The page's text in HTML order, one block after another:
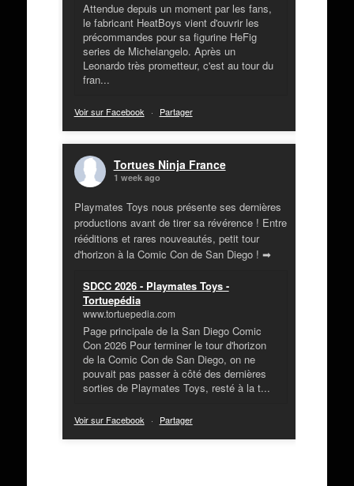
Attendue depuis un moment par les fans,
le fabricant HeatBoys vient d'ouvrir les
précommandes pour sa figurine HeFig
series de Michelangelo. Après un
Leonardo très prometteur, c'est au tour du
fran...
Voir sur Facebook · Partager
Tortues Ninja France
1 week ago
Playmates Toys nous présente ses dernières
productions avant de tirer sa révérence ! Entre
rééditions et rares nouveautés, petit tour
d'horizon à la Comic Con de San Diego ! ➡
SDCC 2026 - Playmates Toys -
Tortuepédia
www.tortuepedia.com
Page principale de la San Diego Comic
Con 2026 Pour terminer le tour d'horizon
de la Comic Con de San Diego, on ne
pouvait pas passer à côté des dernières
sorties de Playmates Toys, resté à la t...
Voir sur Facebook · Partager